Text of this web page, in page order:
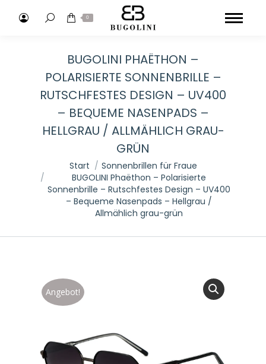
Search: 0
BUGOLINI PHAËTHON –
POLARISIERTE SONNENBRILLE –
RUTSCHFESTES DESIGN – UV400
– BEQUEME NASENPADS –
HELLGRAU / ALLMÄHLICH GRAU-
GRÜN
Sie befinden sich hier:
Start
Sonnenbrillen für Fraue
BUGOLINI Phaëthon – Polarisierte
Sonnenbrille – Rutschfestes Design – UV400
– Bequeme Nasenpads – Hellgrau /
Allmählich grau-grün
Angebot!